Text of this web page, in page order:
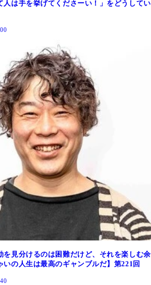
人は手を挙げてくださーい！」をどうしてい
を見分けるのは困難だけど、それを楽しむ余
いの人生は最高のギャンブルだ】第221回